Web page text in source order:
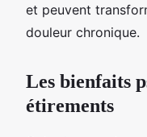
et peuvent
douleur chronique.
Les bienfaits
étirements